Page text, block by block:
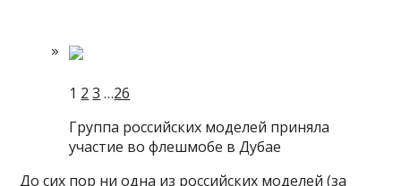
1 2 3 …26
Группа российских моделей приняла
участие во флешмобе в Дубае
До сих пор ни одна из российских моделей (за